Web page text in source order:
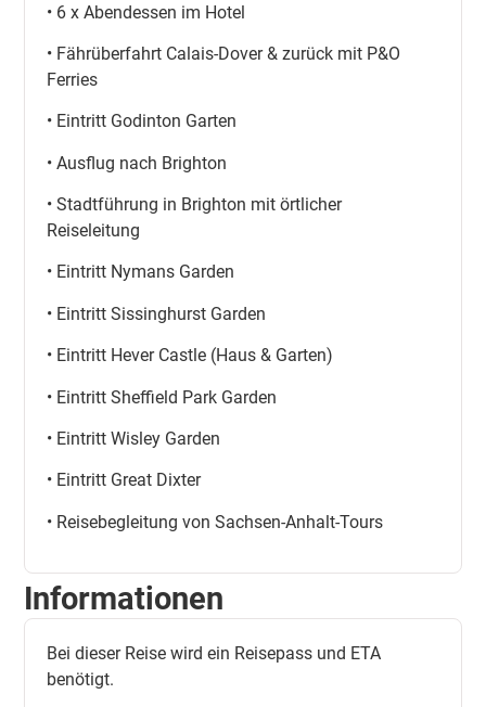
• 6 x Abendessen im Hotel
• Fährüberfahrt Calais-Dover & zurück mit P&O
Ferries
• Eintritt Godinton Garten
• Ausflug nach Brighton
• Stadtführung in Brighton mit örtlicher
Reiseleitung
• Eintritt Nymans Garden
• Eintritt Sissinghurst Garden
• Eintritt Hever Castle (Haus & Garten)
• Eintritt Sheffield Park Garden
• Eintritt Wisley Garden
• Eintritt Great Dixter
• Reisebegleitung von Sachsen-Anhalt-Tours
Informationen
Bei dieser Reise wird ein Reisepass und ETA
benötigt.